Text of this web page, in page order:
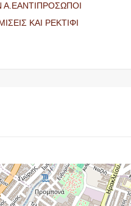
ΚΑΙ ΡΕΚΤΙΦΙ